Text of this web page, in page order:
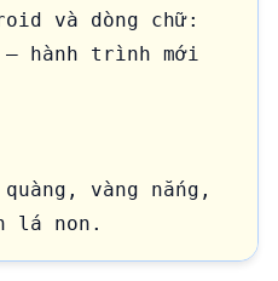
và dòng chữ:
hành trình mới
vàng nắng,
lá non.